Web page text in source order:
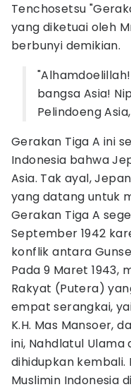
Tenchosetsu
yang diketuai oleh
berbunyi demikian.
bangsa Asia!
Pelindoeng
Gerakan Tiga A ini
Indonesia bahwa
Asia. Tak ayal,
yang datang untuk
Gerakan Tiga A
September 1942
konflik antara
Pada 9 Maret 1943,
Rakyat (Putera)
empat serangkai,
K.H. Mas Mansoer,
ini, Nahdlatul
dihidupkan kembali.
Muslimin Indonesia